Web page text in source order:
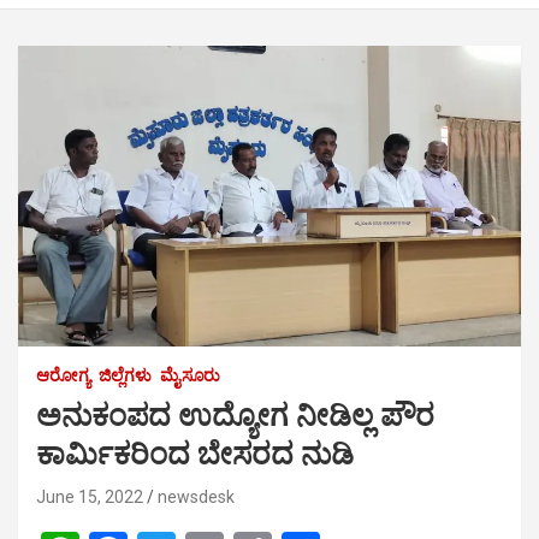
ಆರೋಗ್ಯ ಜಿಲ್ಲೆಗಳು ಮೈಸೂರು
ಅನುಕಂಪದ ಉದ್ಯೋಗ ನೀಡಿಲ್ಲ ಪೌರ
ಕಾರ್ಮಿಕರಿಂದ ಬೇಸರದ ನುಡಿ
June 15, 2022 newsdesk